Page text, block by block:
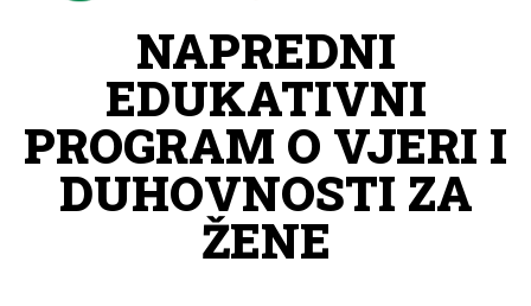
NAPREDNI
EDUKATIVNI
PROGRAM O VJERI I
DUHOVNOSTI ZA
ŽENE